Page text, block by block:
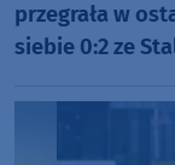
przegrała w
siebie 0:2 ze